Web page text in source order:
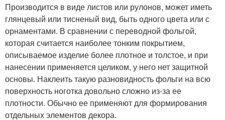
Производится в виде листов или рулонов, может иметь
глянцевый или тисненый вид, быть одного цвета или с
орнаментами. В сравнении с переводной фольгой,
которая считается наиболее тонким покрытием,
описываемое изделие более плотное и толстое, и при
нанесении применяется целиком, у него нет защитной
основы. Наклеить такую разновидность фольги на всю
поверхность ноготка довольно сложно из-за ее
плотности. Обычно ее применяют для формирования
отдельных элементов декора.